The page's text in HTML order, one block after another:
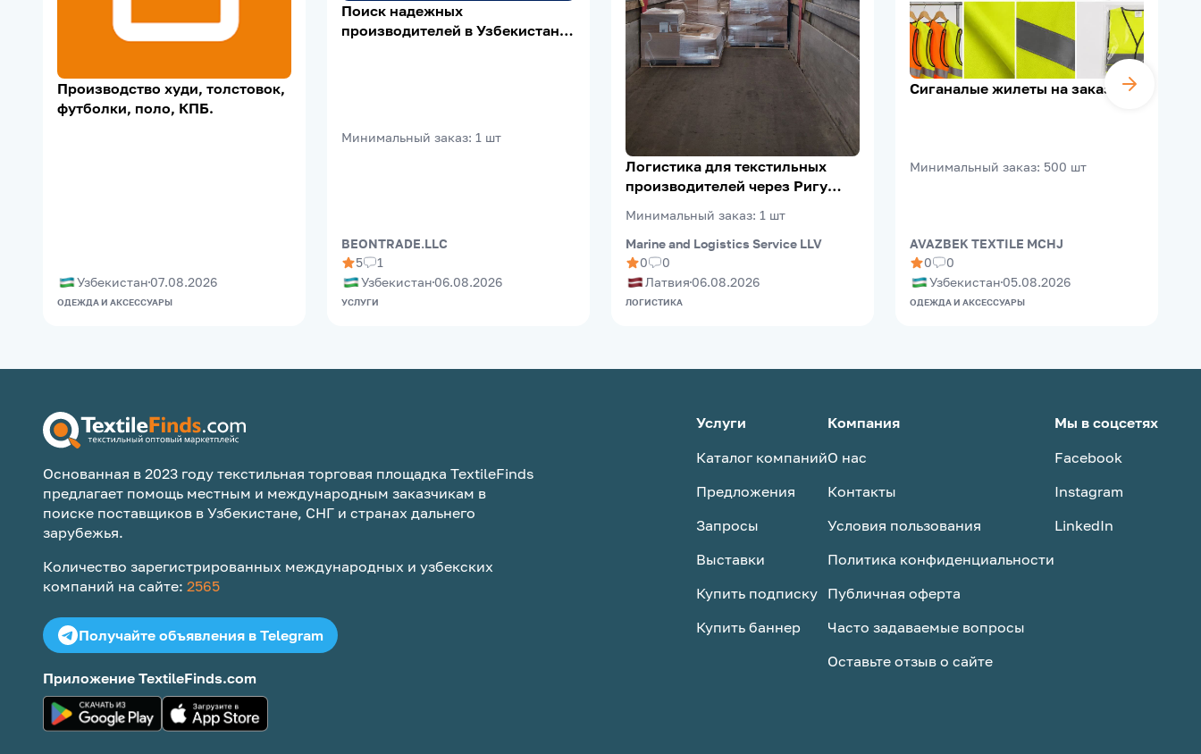
Производство худи, толстовок,
футболки, поло, КПБ.
Узбекистан 07.08.2026
ОДЕЖДА И АКСЕССУАРЫ
Поиск надежных
производителей в Узбекистане |
Минимальный заказ: 1 шт
BEONTRADE.LLC
5
1
Узбекистан 06.08.2026
УСЛУГИ
Логистика для текстильных
производителей через Ригу
Минимальный заказ: 1 шт
Marine and Logistics Service LLV
0
0
Латвия 06.08.2026
ЛОГИСТИКА
Сиганалые жилеты на заказ
Минимальный заказ: 500 шт
AVAZBEK TEXTILE MCHJ
0
0
Узбекистан 05.08.2026
ОДЕЖДА И АКСЕССУАРЫ
Основанная в 2023 году текстильная торговая площадка TextileFinds
предлагает помощь местным и международным заказчикам в
поиске поставщиков в Узбекистане, СНГ и странах дальнего
зарубежья.
Количество зарегистрированных международных и узбекских
компаний на сайте: 2565
Получайте объявления в Telegram
Приложение TextileFinds.com
Услуги
Каталог компаний
Предложения
Запросы
Выставки
Купить подписку
Купить баннер
Компания
О нас
Контакты
Условия пользования
Политика конфиденциальности
Публичная оферта
Часто задаваемые вопросы
Оставьте отзыв о сайте
Мы в соцсетях
Facebook
Instagram
LinkedIn